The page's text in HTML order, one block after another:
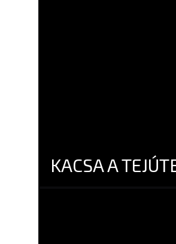
KACSA A